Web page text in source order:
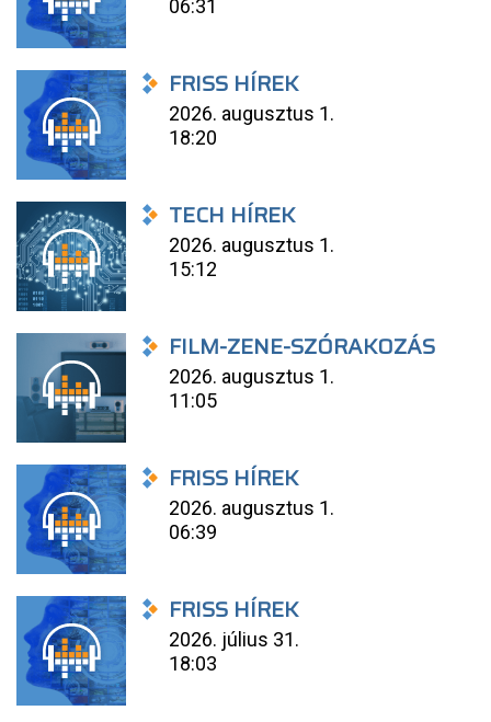
06:31
FRISS HÍREK
2026. augusztus 1.
18:20
TECH HÍREK
2026. augusztus 1.
15:12
FILM-ZENE-SZÓRAKOZÁS
2026. augusztus 1.
11:05
FRISS HÍREK
2026. augusztus 1.
06:39
FRISS HÍREK
2026. július 31.
18:03